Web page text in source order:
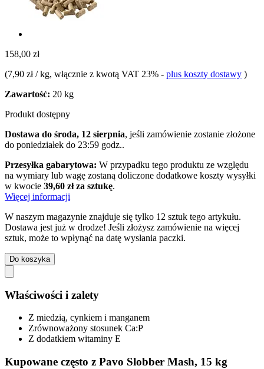
158,00 zł
(7,90 zł / kg, włącznie z kwotą VAT 23% - plus koszty dostawy )
Zawartość: 20 kg
Produkt dostępny
Dostawa do środa, 12 sierpnia, jeśli zamówienie zostanie złożone
do poniedziałek do 23:59 godz..
Przesyłka gabarytowa: W przypadku tego produktu ze względu
na wymiary lub wagę zostaną doliczone dodatkowe koszty wysyłki
w kwocie 39,60 zł za sztukę.
Więcej informacji
W naszym magazynie znajduje się tylko 12 sztuk tego artykułu.
Dostawa jest już w drodze! Jeśli złożysz zamówienie na więcej
sztuk, może to wpłynąć na datę wysłania paczki.
Do koszyka
Właściwości i zalety
Z miedzią, cynkiem i manganem
Zrównoważony stosunek Ca:P
Z dodatkiem witaminy E
Kupowane często z Pavo Slobber Mash, 15 kg